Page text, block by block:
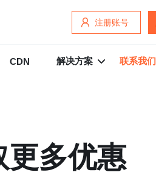
注册账号
CDN 解决方案 联系我们
更多优惠